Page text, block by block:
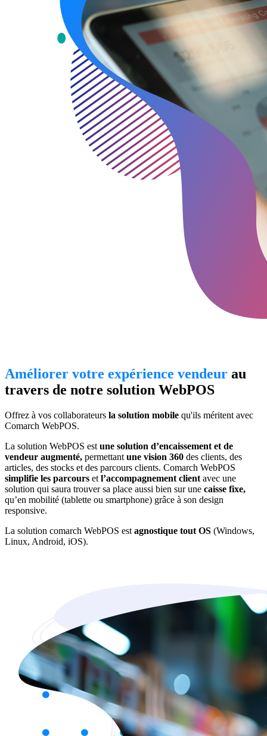
Améliorer votre expérience vendeur au
travers de notre solution WebPOS
Offrez à vos collaborateurs la solution mobile qu'ils méritent avec
Comarch WebPOS.
La solution WebPOS est une solution d’encaissement et de
vendeur augmenté, permettant une vision 360 des clients, des
articles, des stocks et des parcours clients. Comarch WebPOS
simplifie les parcours et l’accompagnement client avec une
solution qui saura trouver sa place aussi bien sur une caisse fixe,
qu’en mobilité (tablette ou smartphone) grâce à son design
responsive.
La solution comarch WebPOS est agnostique tout OS (Windows,
Linux, Android, iOS).